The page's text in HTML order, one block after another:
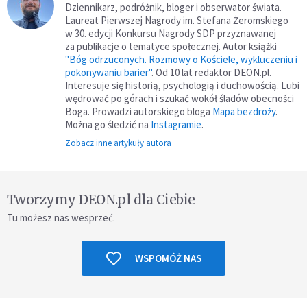
Dziennikarz, podróżnik, bloger i obserwator świata.
Laureat Pierwszej Nagrody im. Stefana Żeromskiego
w 30. edycji Konkursu Nagrody SDP przyznawanej
za publikacje o tematyce społecznej. Autor książki
"Bóg odrzuconych. Rozmowy o Kościele, wykluczeniu i
pokonywaniu barier". Od 10 lat redaktor DEON.pl.
Interesuje się historią, psychologią i duchowością. Lubi
wędrować po górach i szukać wokół śladów obecności
Boga. Prowadzi autorskiego bloga Mapa bezdroży.
Można go śledzić na Instagramie.
Zobacz inne artykuły autora
Tworzymy DEON.pl dla Ciebie
Tu możesz nas wesprzeć.
WSPOMÓŻ NAS